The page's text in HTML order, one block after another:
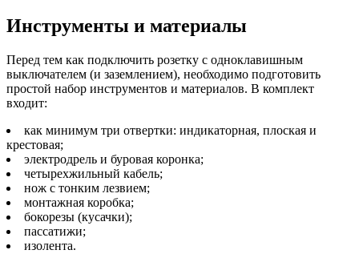
Инструменты и материалы
Перед тем как подключить розетку с одноклавишным
выключателем (и заземлением), необходимо подготовить
простой набор инструментов и материалов. В комплект
входит:
как минимум три отвертки: индикаторная, плоская и
крестовая;
электродрель и буровая коронка;
четырехжильный кабель;
нож с тонким лезвием;
монтажная коробка;
бокорезы (кусачки);
пассатижи;
изолента.